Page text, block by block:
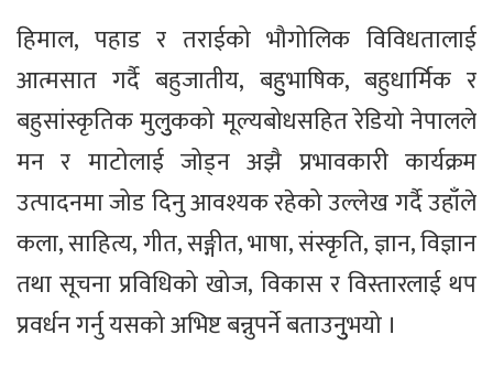
हिमाल, पहाड र तराईको भौगोलिक विविधतालाई
आत्मसात गर्दै बहुजातीय, बहुुभाषिक, बहुधार्मिक र
बहुसांस्कृतिक मुलुुकको मूल्यबोधसहित रेडियो नेपालले
मन र माटोलाई जोड्न अझै प्रभावकारी कार्यक्रम
उत्पादनमा जोड दिनु आवश्यक रहेको उल्लेख गर्दै उहाँले
कला, साहित्य, गीत, सङ्गीत, भाषा, संस्कृति, ज्ञान, विज्ञान
तथा सूचना प्रविधिको खोज, विकास र विस्तारलाई थप
प्रवर्धन गर्नु यसको अभिष्ट बन्नुपर्ने बताउनुुभयो ।